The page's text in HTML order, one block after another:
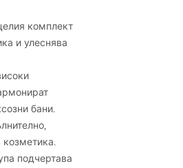
комплект
и улеснява
бани.
подчертава